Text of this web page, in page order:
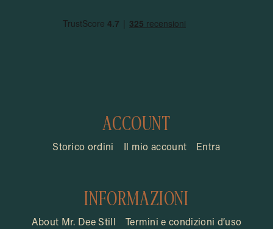
ACCOUNT
Storico ordini Il mio account Entra
INFORMAZIONI
About Mr. Dee Still Termini e condizioni d’uso